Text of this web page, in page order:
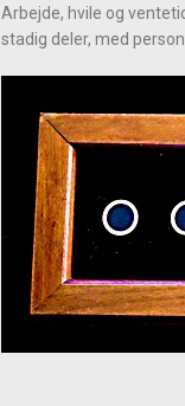
Arbejde, hvile og
stadig deler, med